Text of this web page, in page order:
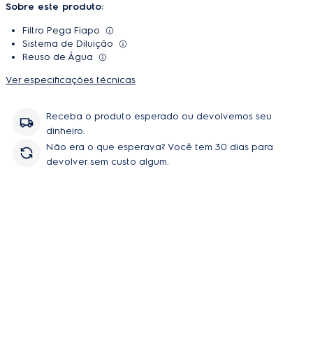
Sobre este produto:
Filtro Pega Fiapo
Sistema de Diluição
Reuso de Água
Ver especificações técnicas
Receba o produto esperado ou devolvemos seu
dinheiro.
Não era o que esperava? Você tem 30 dias para
devolver sem custo algum.